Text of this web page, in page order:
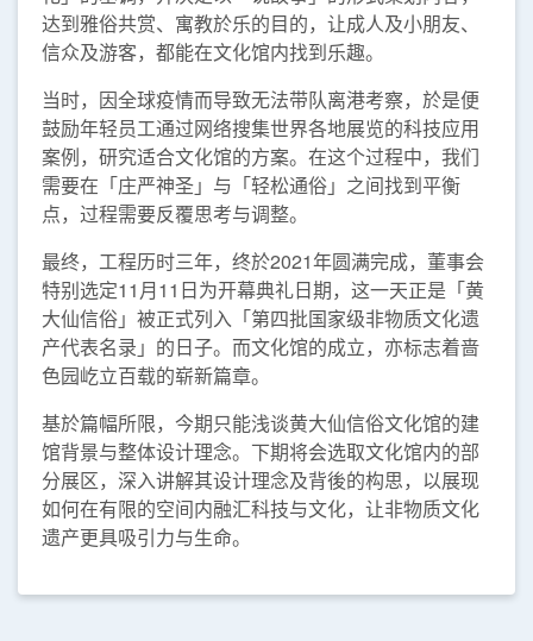
达到雅俗共赏、寓教於乐的目的，让成人及小朋友、
信众及游客，都能在文化馆内找到乐趣。
当时，因全球疫情而导致无法带队离港考察，於是便
鼓励年轻员工通过网络搜集世界各地展览的科技应用
案例，研究适合文化馆的方案。在这个过程中，我们
需要在「庄严神圣」与「轻松通俗」之间找到平衡
点，过程需要反覆思考与调整。
最终，工程历时三年，终於2021年圆满完成，董事会
特别选定11月11日为开幕典礼日期，这一天正是「黄
大仙信俗」被正式列入「第四批国家级非物质文化遗
产代表名录」的日子。而文化馆的成立，亦标志着啬
色园屹立百载的崭新篇章。
基於篇幅所限，今期只能浅谈黄大仙信俗文化馆的建
馆背景与整体设计理念。下期将会选取文化馆内的部
分展区，深入讲解其设计理念及背後的构思，以展现
如何在有限的空间内融汇科技与文化，让非物质文化
遗产更具吸引力与生命。